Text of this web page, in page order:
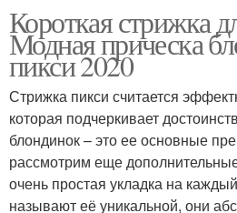
Короткая стрижка
Модная прическа
пикси 2020
Стрижка пикси считается
которая подчеркивает
блондинок – это ее основные
рассмотрим еще
очень простая укладка на
называют её уникальной, они